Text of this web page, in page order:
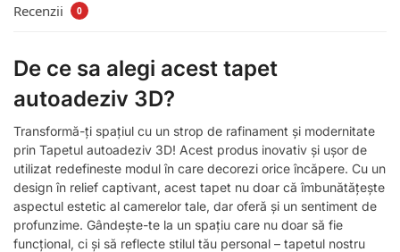
Recenzii 0
De ce sa alegi acest tapet
autoadeziv 3D?
Transformă-ți spațiul cu un strop de rafinament și modernitate
prin Tapetul autoadeziv 3D! Acest produs inovativ și ușor de
utilizat redefineste modul în care decorezi orice încăpere. Cu un
design în relief captivant, acest tapet nu doar că îmbunătățește
aspectul estetic al camerelor tale, dar oferă și un sentiment de
profunzime. Gândește-te la un spațiu care nu doar să fie
funcțional, ci și să reflecte stilul tău personal – tapetul nostru